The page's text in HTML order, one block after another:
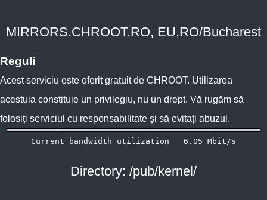
MIRRORS.CHROOT.RO, EU,RO/Bucharest
Reguli
Acest serviciu este oferit gratuit de CHROOT. Utilizarea
acestuia constituie un privilegiu, nu un drept. Vă rugăm să
folosiți serviciul cu responsabilitate și să evitați abuzul.
Directory: /pub/kernel/